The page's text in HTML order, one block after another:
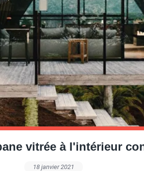
vitrée à l'intérieur
18 janvier 2021